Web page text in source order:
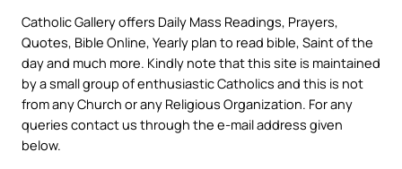
Catholic Gallery offers Daily Mass Readings, Prayers,
Quotes, Bible Online, Yearly plan to read bible, Saint of the
day and much more. Kindly note that this site is maintained
by a small group of enthusiastic Catholics and this is not
from any Church or any Religious Organization. For any
queries contact us through the e-mail address given
below.